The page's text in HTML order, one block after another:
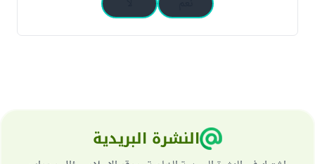
النشرة البريدية